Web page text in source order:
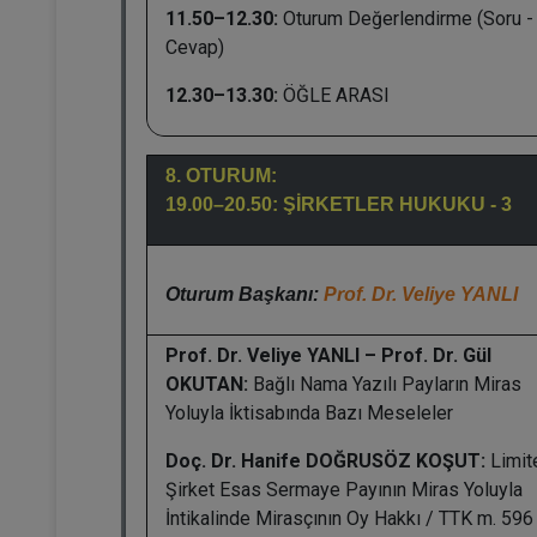
11.50–12.30: Oturum Değerlendirme (Soru -
Cevap)
12.30–13.30: ÖĞLE ARASI
8. OTURUM:
19.00–20.50: ŞİRKETLER HUKUKU - 3
Oturum Başkanı: Prof. Dr. Veliye YANLI
Prof. Dr. Veliye YANLI – Prof. Dr. Gül
OKUTAN: Bağlı Nama Yazılı Payların Miras
Yoluyla İktisabında Bazı Meseleler
Doç. Dr. Hanife DOĞRUSÖZ KOŞUT:
Şirket Esas Sermaye Payının Miras Yoluyla
İntikalinde Mirasçının Oy Hakkı / TTK m. 596